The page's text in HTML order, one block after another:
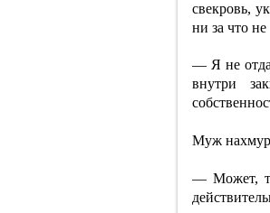
свекровь,
ни за что не
— Я не
внутри
Муж
— Может,